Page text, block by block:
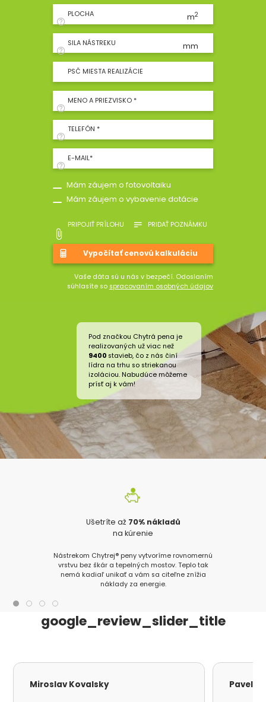
PLOCHA m2
SILA NÁSTREKU mm
PSČ MIESTA REALIZÁCIE
MENO A PRIEZVISKO *
TELEFÓN *
E-MAIL*
Mám záujem o fotovoltaiku
Mám záujem o vybavenie dotácie
PRIPOJIŤ PRÍLOHU PRIDAŤ POZNÁMKU
Vaše dáta sú u nás v bezpečí. Odoslaním
súhlasíte so spracovaním osobných údajov
Pod značkou Chytrá pena je
realizovaných už viac než
9400 stavieb, čo z nás činí
lídra na trhu so striekanou
izoláciou. Nabudúce môžeme
prísť aj k vám!
Ušetríte až 70% nákladů
na kúrenie
Nástrekom Chytrej® peny vytvoríme rovnomernú
vrstvu bez škár a tepelných mostov. Teplo tak
nemá kadiaľ unikať a vám sa citeľne znížia
náklady za energie.
google_review_slider_title
Miroslav Kovalsky Pavel